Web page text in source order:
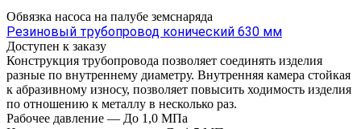
Обвязка насоса на палубе земснаряда
Резиновый трубопровод конический 630 мм
Доступен к заказу
Конструкция трубопровода позволяет соединять изделия
разные по внутреннему диаметру. Внутренняя камера стойкая
к абразивному износу, позволяет повысить ходимость изделия
по отношению к металлу в несколько раз.
Рабочее давление — До 1,0 МПа